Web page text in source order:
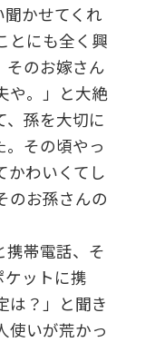
かせてくれ
とにも全く興
そのお嫁さん
や。」と大絶
、孫を大切に
。その頃やっ
かわいくてし
のお孫さんの
携帯電話、そ
ケットに携
は？」と聞き
使いが荒かっ